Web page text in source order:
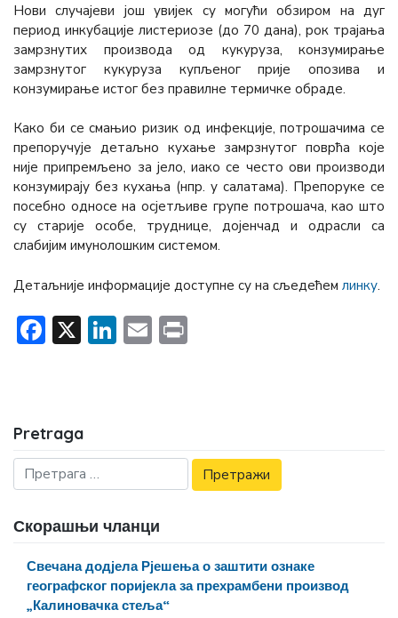
Нови случајеви још увијек су могући обзиром на дуг
период инкубације листериозе (до 70 дана), рок трајања
замрзнутих производа од кукуруза, конзумирање
замрзнутог кукуруза купљеног прије опозива и
конзумирање истог без правилне термичке обраде.
Како би се смањио ризик од инфекције, потрошачима се
препоручује детаљно кухање замрзнутог поврћа које
није припремљено за јело, иако се често ови производи
конзумирају без кухања (нпр. у салатама). Препоруке се
посебно односе на осјетљиве групе потрошача, као што
су старије особе, труднице, дојенчад и одрасли са
слабијим имунолошким системом.
Детаљније информације доступне су на сљедећем линку.
Facebook
X LinkedIn
Email
Pretraga
Скорашњи чланци
Свечана додјела Рјешења о заштити ознаке
географског поријекла за прехрамбени производ
„Калиновачка стеља“